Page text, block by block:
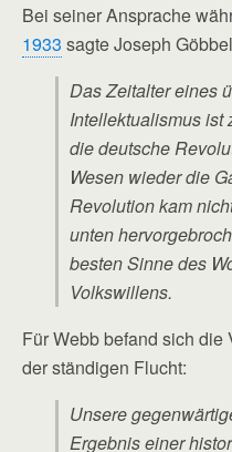
Bei seiner Ansprache
1933 sagte Joseph
Das Zeitalter eines
Intellektualismus ist
die deutsche
Wesen wieder die
Revolution kam
unten
besten Sinne des
Volkswillens.
Für Webb befand sich die
der ständigen Flucht:
Unsere
Ergebnis einer